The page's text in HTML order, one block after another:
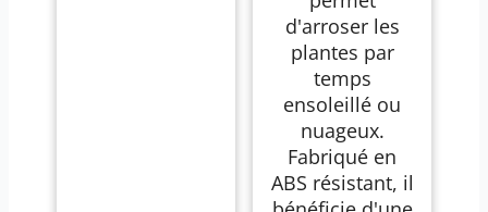
d'arroser les
plantes par
temps
ensoleillé ou
nuageux.
Fabriqué en
ABS résistant, il